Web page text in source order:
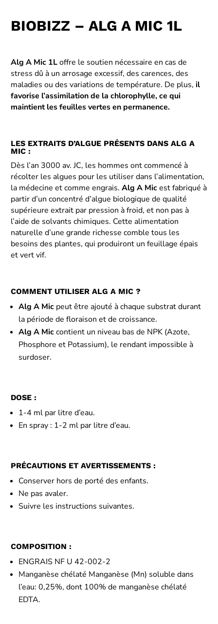
BIOBIZZ – ALG A MIC 1L
Alg A Mic 1Loffre le soutien nécessaire en cas de
stress dû à un arrosage excessif, des carences, des
maladies ou des variations de température. De plus, il
favorise l’assimilation de la chlorophylle, ce qui
maintient les feuilles vertes en permanence.
LES EXTRAITS D’ALGUE PRÉSENTS DANS ALG A
MIC :
Dès l’an 3000 av. JC, les hommes ont commencé à
récolter les algues pour les utiliser dans l’alimentation,
la médecine et comme engrais.Alg A Micest fabriqué à
partir d’un concentré d’algue biologique de qualité
supérieure extrait par pression à froid, et non pas à
l’aide de solvants chimiques. Cette alimentation
naturelle d’une grande richesse comble tous les
besoins des plantes, qui produiront un feuillage épais
et vert vif.
COMMENT UTILISER ALG A MIC ?
Alg A Mic peut être ajouté à chaque substrat durant
la période de floraison et de croissance.
Alg A Miccontient un niveau bas de NPK (Azote,
Phosphore et Potassium), le rendant impossible à
surdoser.
DOSE :
1-4 ml par litre d’eau.
En spray : 1-2 ml par litre d’eau.
PRÉCAUTIONS ET AVERTISSEMENTS :
Conserver hors de porté des enfants.
Ne pas avaler.
Suivre les instructions suivantes.
COMPOSITION :
ENGRAIS NF U 42-002-2
Manganèse chélaté Manganèse (Mn) soluble dans
l’eau: 0,25%, dont 100% de manganèse chélaté
EDTA.